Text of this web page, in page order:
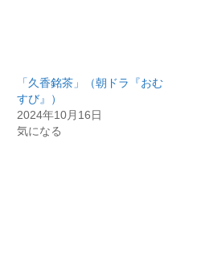
「久香銘茶」（朝ドラ『おむ
すび』）
2024年10月16日
気になる